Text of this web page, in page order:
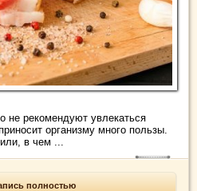
не рекомендуют увлекаться
организму много пользы.
в чем ...
полностью